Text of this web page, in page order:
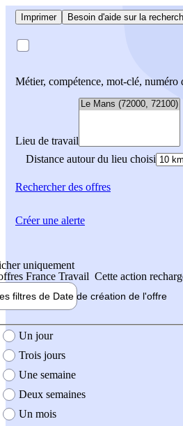
Imprimer Besoin d'aide sur la
Métier, compétence, mot-clé, numéro
Lieu de travail
Distance autour du lieu choisi
Rechercherdes offres
uniquement
France Travail Cette action
filtres de Date de création de l'offre
création de l'offre
Un jour
Trois jours
Une semaine
Deux semaines
Un mois
Créer une alerte